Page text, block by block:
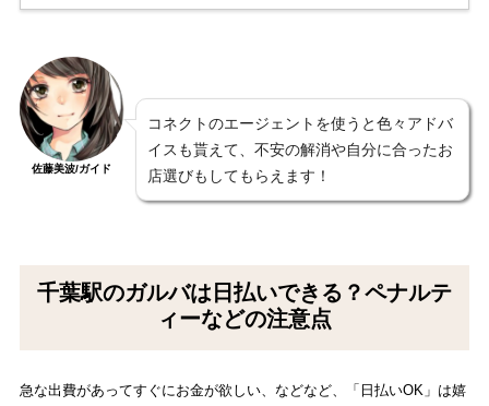
佐藤美波/ガイド
コネクトのエージェントを使うと色々アドバ
イスも貰えて、不安の解消や自分に合ったお
店選びもしてもらえます！
千葉駅のガルバは日払いできる？ペナルテ
ィーなどの注意点
急な出費があってすぐにお金が欲しい、などなど、「日払いOK」は嬉